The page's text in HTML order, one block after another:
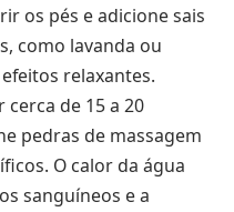
os pés e adicione sais
como lavanda ou
relaxantes.
de 15 a 20
pedras de massagem
O calor da água
sanguíneos e a